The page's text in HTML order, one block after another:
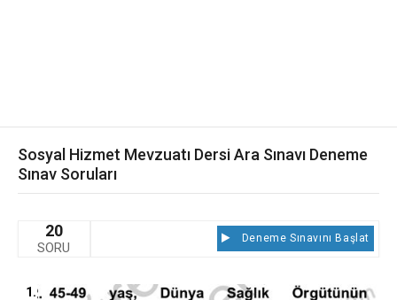
Sosyal Hizmet Mevzuatı Dersi Ara Sınavı Deneme
Sınav Soruları
20
SORU
Deneme Sınavını Başlat
1.